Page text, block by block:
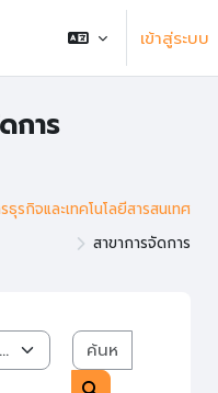
เข้าสู่ระบบ
การ
กิจและเทคโนโลยีสารสนเทศ
สาขาการจัดการ